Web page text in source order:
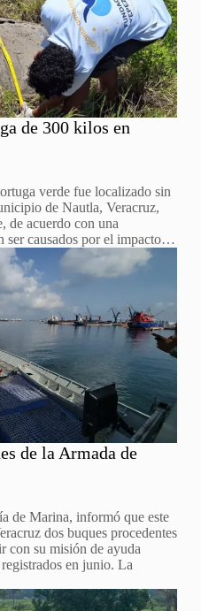
de 300 kilos en
verde fue localizado sin
de Nautla, Veracruz,
de acuerdo con una
ser causados por el impacto…
de la Armada de
de Marina, informó que este
dos buques procedentes
con su misión de ayuda
en junio. La